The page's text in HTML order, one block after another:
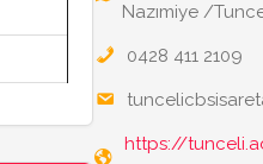
Nazımiye /
0428 411 2109
https://